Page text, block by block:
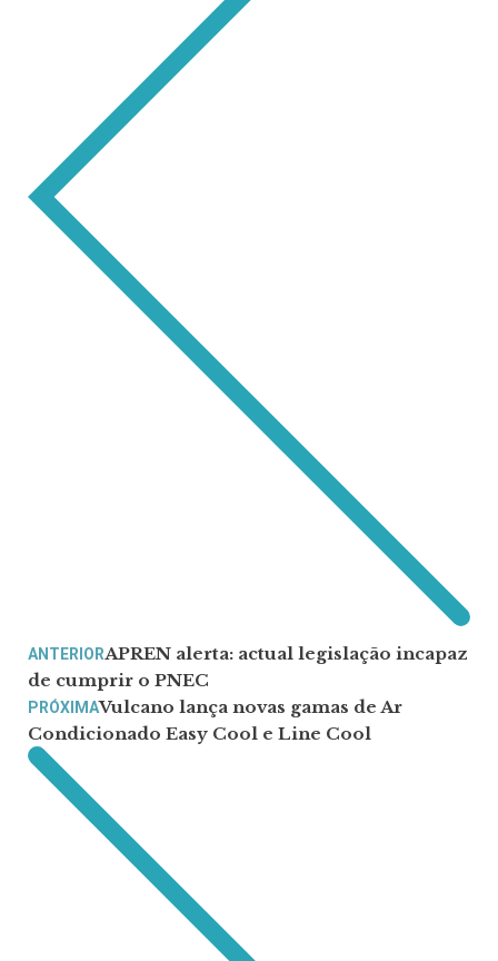
ANTERIORAPREN alerta: actual legislação incapaz
de cumprir o PNEC
PRÓXIMAVulcano lança novas gamas de Ar
Condicionado Easy Cool e Line Cool